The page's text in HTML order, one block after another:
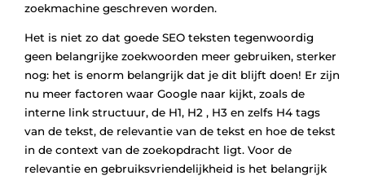
zoekmachine geschreven worden.
Het is niet zo dat goede SEO teksten tegenwoordig
geen belangrijke zoekwoorden meer gebruiken, sterker
nog: het is enorm belangrijk dat je dit blijft doen! Er zijn
nu meer factoren waar Google naar kijkt, zoals de
interne link structuur, de H1, H2 , H3 en zelfs H4 tags
van de tekst, de relevantie van de tekst en hoe de tekst
in de context van de zoekopdracht ligt. Voor de
relevantie en gebruiksvriendelijkheid is het belangrijk